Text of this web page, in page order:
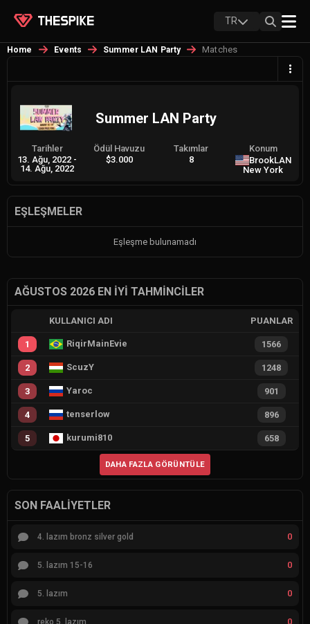
TR
Home Events Summer LAN Party Matches
Summer LAN Party
Tarihler
13. Ağu, 2022 -
14. Ağu, 2022
Ödül Havuzu
$3.000
Takımlar
8
Konum
BrookLAN
New York
EŞLEŞMELER
Eşleşme bulunamadı
AĞUSTOS 2026 EN İYI TAHMINCILER
KULLANICI ADI PUANLAR
1 RiqirMainEvie 1566
2 ScuzY 1248
3 Yaroc 901
4 tenserlow 896
5 kurumi810 658
DAHA FAZLA GÖRÜNTÜLE
SON FAALIYETLER
4. lazım bronz silver gold 0
5. lazım 15-16 0
5. lazım 0
0